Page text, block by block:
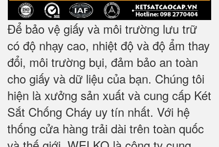
Để bảo vệ giấy và môi trường lưu trữ
có độ nhạy cao, nhiệt độ và độ ẩm thay
đổi, môi trường bụi, đảm bảo an toàn
cho giấy và dữ liệu của bạn. Chúng tôi
hiện là xưởng sản xuất và cung cấp Két
Sắt Chống Cháy uy tín nhất. Với hệ
thống cửa hàng trải dài trên toàn quốc